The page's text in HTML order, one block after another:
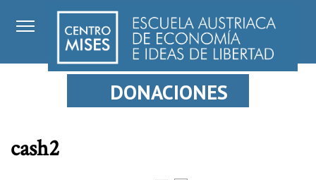
DONACIONES
cash2